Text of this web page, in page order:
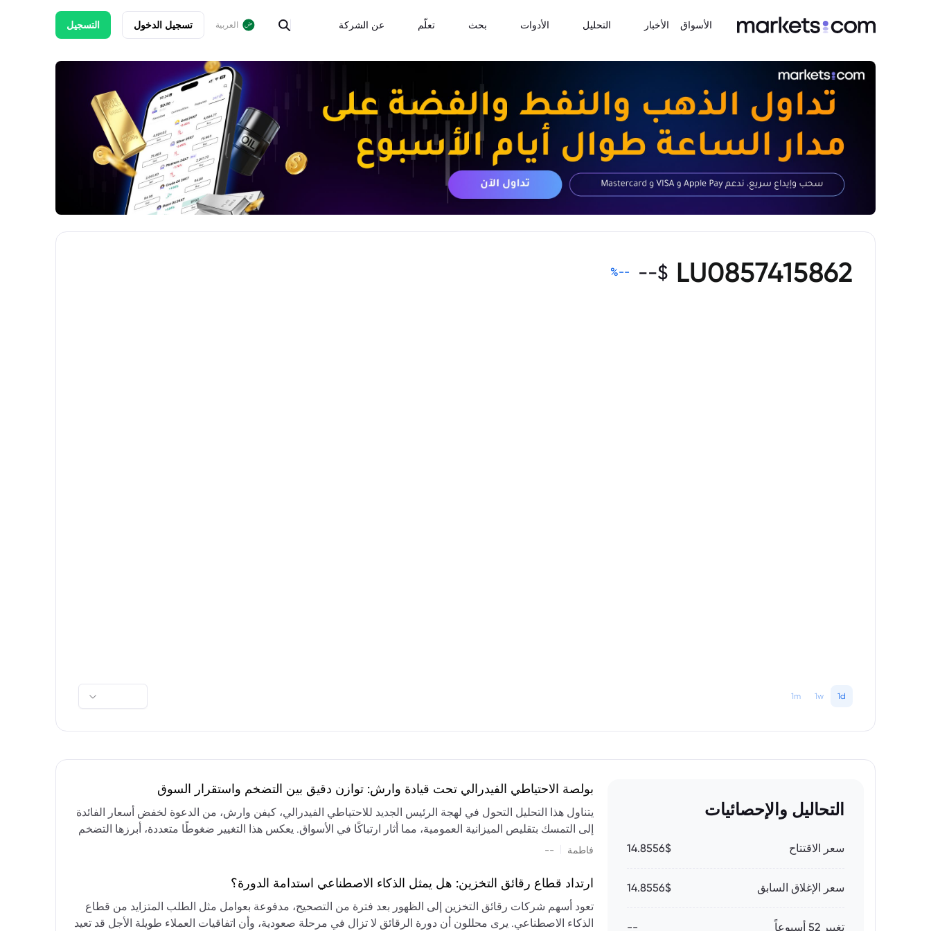
الأسواق الأخبار التحليل الأدوات بحث تعلّم عن الشركة العربية تسجيل الدخول التسجيل
LU0857415862
$
--
--
%
1d
1w
1m
التحاليل والإحصائيات
سعر الاقتتاح 14.8556$
سعر الإغلاق السابق 14.8556$
تغيير 52 أسبوعاً --
بولصة الاحتياطي الفيدرالي تحت قيادة وارش: توازن دقيق بين التضخم واستقرار السوق
يتناول هذا التحليل التحول في لهجة الرئيس الجديد للاحتياطي الفيدرالي، كيفن وارش، من الدعوة لخفض أسعار الفائدة
إلى التمسك بتقليص الميزانية العمومية، مما أثار ارتباكًا في الأسواق. يعكس هذا التغيير ضغوطًا متعددة، أبرزها التضخم
المستمر، والعجز المالي الكبير، والتوترات الجيوسياسية في الشرق الأوسط، التي تقيد خيارات خفض الفائدة أو خفض
وتجنب التدابير الاستفزازية التي قد تزعزع استقرار السوق.
فاطمة --
ارتداد قطاع رقائق التخزين: هل يمثل الذكاء الاصطناعي استدامة الدورة؟
تعود أسهم شركات رقائق التخزين إلى الظهور بعد فترة من التصحيح، مدفوعة بعوامل مثل الطلب المتزايد من قطاع
الذكاء الاصطناعي. يرى محللون أن دورة الرقائق لا تزال في مرحلة صعودية، وأن اتفاقيات العملاء طويلة الأجل قد تعيد